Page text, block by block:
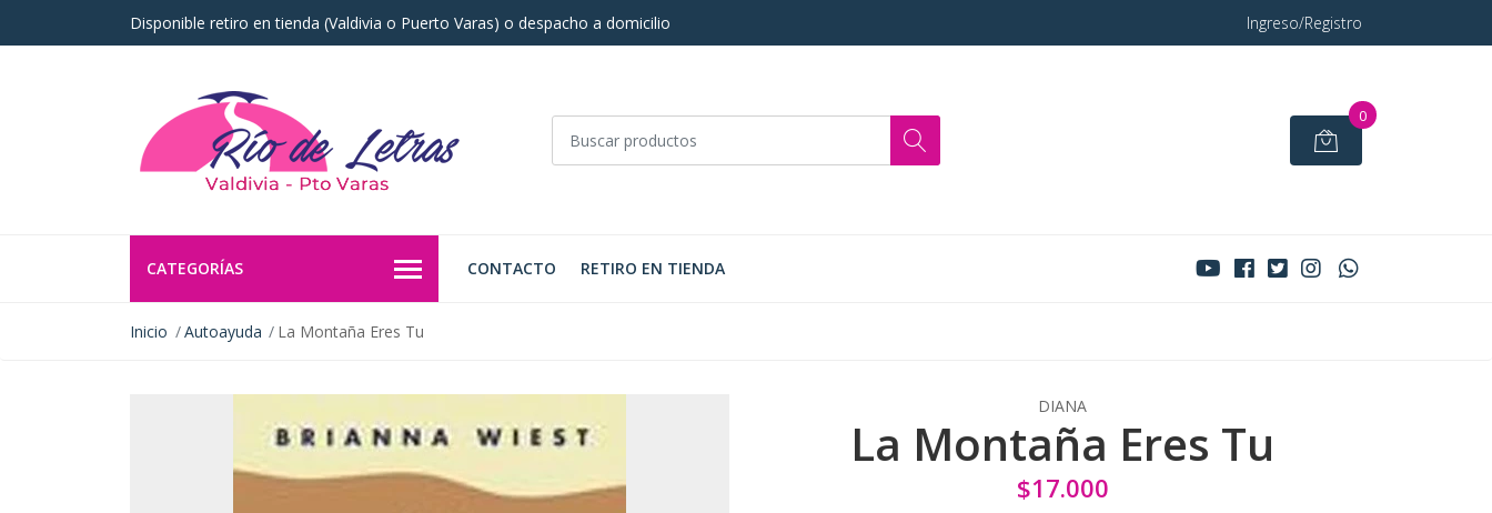
Disponible retiro en tienda (Valdivia o Puerto Varas) o despacho a domicilio Ingreso/Registro
0
CATEGORÍAS CONTACTO RETIRO EN TIENDA
Inicio Autoayuda La Montaña Eres Tu
DIANA
La Montaña Eres Tu
$17.000